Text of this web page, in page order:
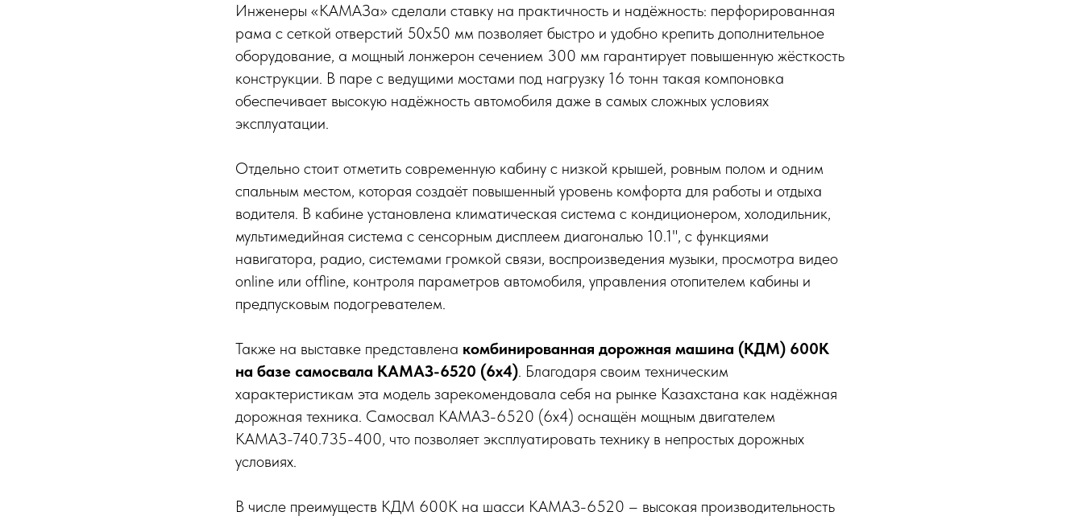
Инженеры «КАМАЗа» сделали ставку на практичность и надёжность: перфорированная
рама с сеткой отверстий 50х50 мм позволяет быстро и удобно крепить дополнительное
оборудование, а мощный лонжерон сечением 300 мм гарантирует повышенную жёсткость
конструкции. В паре с ведущими мостами под нагрузку 16 тонн такая компоновка
обеспечивает высокую надёжность автомобиля даже в самых сложных условиях
эксплуатации.
Отдельно стоит отметить современную кабину с низкой крышей, ровным полом и одним
спальным местом, которая создаёт повышенный уровень комфорта для работы и отдыха
водителя. В кабине установлена климатическая система с кондиционером, холодильник,
мультимедийная система с сенсорным дисплеем диагональю 10.1", с функциями
навигатора, радио, системами громкой связи, воспроизведения музыки, просмотра видео
online или offline, контроля параметров автомобиля, управления отопителем кабины и
предпусковым подогревателем.
Также на выставке представлена комбинированная дорожная машина (КДМ) 600К
на базе самосвала КАМАЗ-6520 (6х4). Благодаря своим техническим
характеристикам эта модель зарекомендовала себя на рынке Казахстана как надёжная
дорожная техника. Самосвал КАМАЗ-6520 (6х4) оснащён мощным двигателем
КАМАЗ-740.735-400, что позволяет эксплуатировать технику в непростых дорожных
условиях.
В числе преимуществ КДМ 600К на шасси КАМАЗ-6520 – высокая производительность